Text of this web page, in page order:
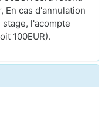
En cas d'annulation
l'acompte
100EUR).